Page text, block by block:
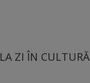
LA ZI ÎN CULTURĂ